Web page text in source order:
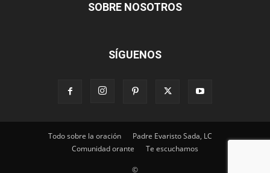
SOBRE NOSOTROS
SÍGUENOS
Todo sobre la oración
Padre Evaristo Sada, LC
Comunidad orante
Te escuchamos
©